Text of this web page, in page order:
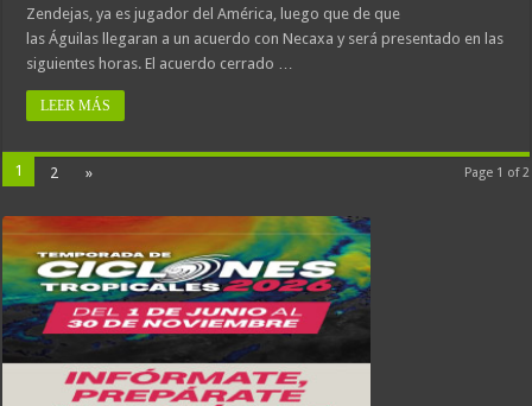
Zendejas, ya es jugador del América, luego que de que
las Águilas llegaran a un acuerdo con Necaxa y será presentado en las
siguientes horas. El acuerdo cerrado …
LEER MÁS
Page 1 of 2
1 2 »